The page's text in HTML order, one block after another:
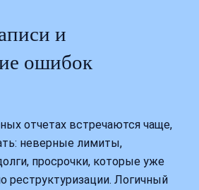
и
ошибок
отчетах встречаются чаще,
неверные лимиты,
просрочки, которые уже
реструктуризации. Логичный